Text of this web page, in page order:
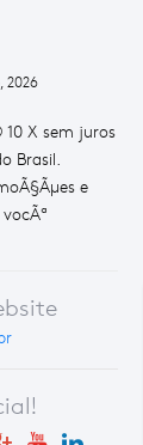
2026
X sem juros
Brasil.
e